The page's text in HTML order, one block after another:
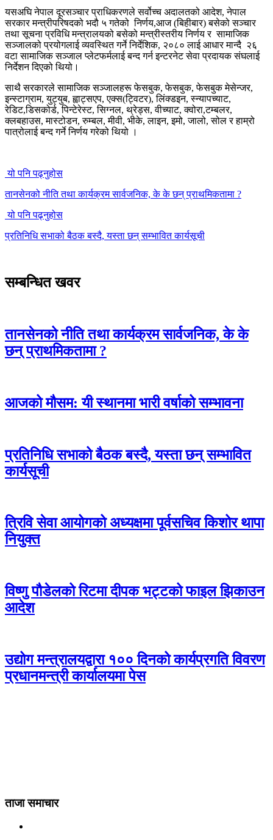
यसअघि नेपाल दूरसञ्‍चार प्राधिकरणले सर्वोच्च अदालतको आदेश, नेपाल
सरकार मन्त्रीपरिषदको भदौ ५ गतेको निर्णय,आज (बिहीबार) बसेको सञ्‍चार
तथा सूचना प्रविधि मन्त्रालयको बसेको मन्त्रीस्तरीय निर्णय र सामाजिक
सञ्जालको प्रयोगलाई व्‍यवस्थित गर्ने निर्देशिक, २०८० लाई आधार मान्‍दै २६
वटा सामाजिक सञ्जाल प्लेटफर्मलाई बन्द गर्न इन्टरनेट सेवा प्रदायक संघलाई
निर्देशन दिएको थियो।
साथै सरकारले सामाजिक सञ्जालहरू फेसबुक, फेसबुक, फेसबुक मेसेन्जर,
इन्स्टाग्राम, युट्युब, ह्वाट्सएप, एक्स(ट्विटर), लिंक्डइन, स्न्यापच्याट,
रेडिट,डिसकोर्ड, पिन्टेरेस्ट, सिग्नल, थ्रेड्स, वीच्याट, क्वोरा,टम्बलर,
क्लबहाउस, मास्टोडन, रुम्बल, मीवी, भीके, लाइन, इमो, जालो, सोल र हाम्रो
पात्रोलाई बन्द गर्ने निर्णय गरेको थियो ।
यो पनि पढ्नुहोस
तानसेनको नीति तथा कार्यक्रम सार्वजनिक, के के छन् प्राथमिकतामा ?
यो पनि पढ्नुहोस
प्रतिनिधि सभाको बैठक बस्दै, यस्ता छन् सम्भावित कार्यसूची
सम्बन्धित खवर
तानसेनको नीति तथा कार्यक्रम सार्वजनिक, के के
छन् प्राथमिकतामा ?
आजको मौसम: यी स्थानमा भारी वर्षाको सम्भावना
प्रतिनिधि सभाको बैठक बस्दै, यस्ता छन् सम्भावित
कार्यसूची
त्रिवि सेवा आयोगको अध्यक्षमा पूर्वसचिव किशोर थापा
नियुक्त
विष्णु पौडेलको रिटमा दीपक भट्टको फाइल झिकाउन
आदेश
उद्योग मन्त्रालयद्वारा १०० दिनको कार्यप्रगति विवरण
प्रधानमन्त्री कार्यालयमा पेस
ताजा समाचार